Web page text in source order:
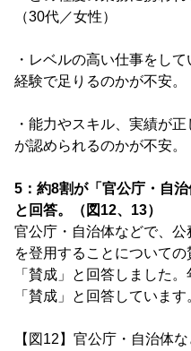
（30代／女性）
・レベルの高い仕事をし
経験で足りるのかが不安。
・能力やスキル、実績が
が認められるのかが不安。
5：約8割が「官公庁・自
と回答。（図12、13）
官公庁・自治体などで、
を登用することについて
「賛成」と回答しました
「賛成」と回答しています
【図12】官公庁・自治体